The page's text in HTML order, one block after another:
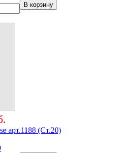
В корзину
арт.1188 (Ст.20)